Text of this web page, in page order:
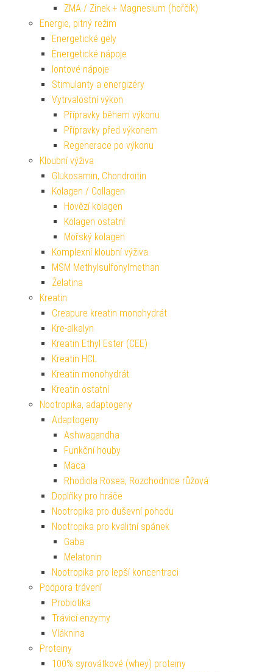
ZMA / Zinek + Magnesium (hořčík)
Energie, pitný režim
Energetické gely
Energetické nápoje
Iontové nápoje
Stimulanty a energizéry
Vytrvalostní výkon
Přípravky během výkonu
Přípravky před výkonem
Regenerace po výkonu
Kloubní výživa
Glukosamin, Chondroitin
Kolagen / Collagen
Hovězí kolagen
Kolagen ostatní
Mořský kolagen
Komplexní kloubní výživa
MSM Methylsulfonylmethan
Želatina
Kreatin
Creapure kreatin monohydrát
Kre-alkalyn
Kreatin Ethyl Ester (CEE)
Kreatin HCL
Kreatin monohydrát
Kreatin ostatní
Nootropika, adaptogeny
Adaptogeny
Ashwagandha
Funkční houby
Maca
Rhodiola Rosea, Rozchodnice růžová
Doplňky pro hráče
Nootropika pro duševní pohodu
Nootropika pro kvalitní spánek
Gaba
Melatonin
Nootropika pro lepší koncentraci
Podpora trávení
Probiotika
Trávicí enzymy
Vláknina
Proteiny
100% syrovátkové (whey) proteiny